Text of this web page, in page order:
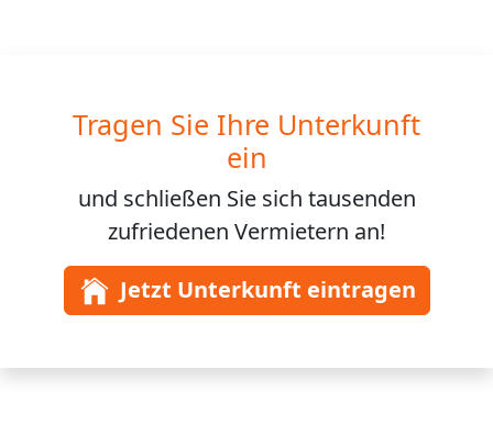
Tragen Sie Ihre Unterkunft
ein
und schließen Sie sich tausenden
zufriedenen Vermietern an!
Jetzt Unterkunft eintragen